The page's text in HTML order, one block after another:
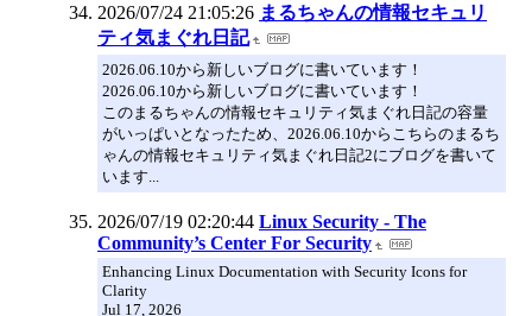
2026/07/24 21:05:26 まるちゃんの情報セキュリ
ティ気まぐれ日記
2026.06.10から新しいブログに書いています！
2026.06.10から新しいブログに書いています！
このまるちゃんの情報セキュリティ気まぐれ日記の容量
がいっぱいとなったため、2026.06.10からこちらのまるち
ゃんの情報セキュリティ気まぐれ日記2にブログを書いて
います...
2026/07/19 02:20:44 Linux Security - The
Community’s Center For Security
Enhancing Linux Documentation with Security Icons for
Clarity
Jul 17, 2026